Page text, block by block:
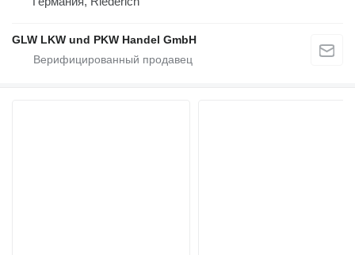
GLW LKW und PKW Handel GmbH